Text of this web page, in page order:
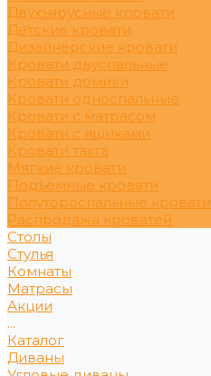
Двухъярусные кровати
Детские кровати
Дизайнерские кровати
Кровати двуспальные
Кровати домики
Кровати односпальные
Кровати с матрасом
Кровати с ящиками
Кровати тахта
Мягкие кровати
Подъемные кровати
Полутороспальные кровати
Распродажа кроватей
Столы
Стулья
Комнаты
Матрасы
Акции
...
Каталог
Диваны